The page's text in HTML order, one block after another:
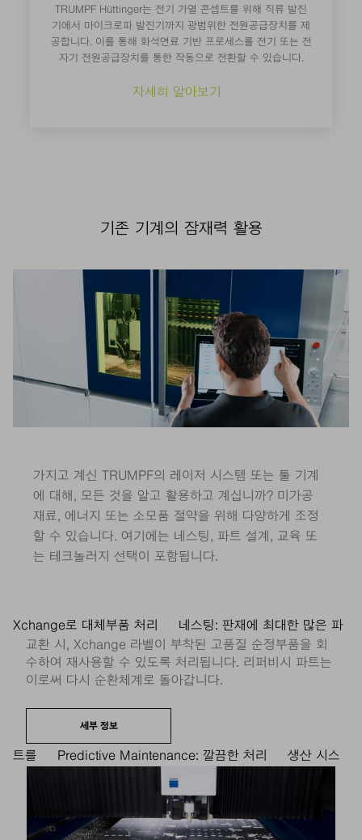
TRUMPF Hüttinger는 전기 가열 콘셉트를 위해 직류 발진
기에서 마이크로파 발진기까지 광범위한 전원공급장치를 제
공합니다. 이를 통해 화석연료 기반 프로세스를 전기 또는 전
자기 전원공급장치를 통한 작동으로 전환할 수 있습니다.
자세히 알아보기
기존 기계의 잠재력 활용
가지고 계신 TRUMPF의 레이저 시스템 또는 툴 기계
에 대해, 모든 것을 알고 활용하고 계십니까? 미가공
재료, 에너지 또는 소모품 절약을 위해 다양하게 조정
할 수 있습니다. 여기에는 네스팅, 파트 설계, 교육 또
는 테크놀러지 선택이 포함됩니다.
Xchange로 대체부품 처리
교환 시, Xchange 라벨이 부착된 고품질 순정부품을 회
수하여 재사용할 수 있도록 처리됩니다. 리퍼비시 파트는
이로써 다시 순환체계로 돌아갑니다.
세부 정보
네스팅: 판재에 최대한 많은 파
트를 Predictive Maintenance: 깔끔한 처리 생산 시스